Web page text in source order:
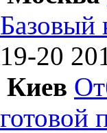
Базовый
19-20
Киев
готовой